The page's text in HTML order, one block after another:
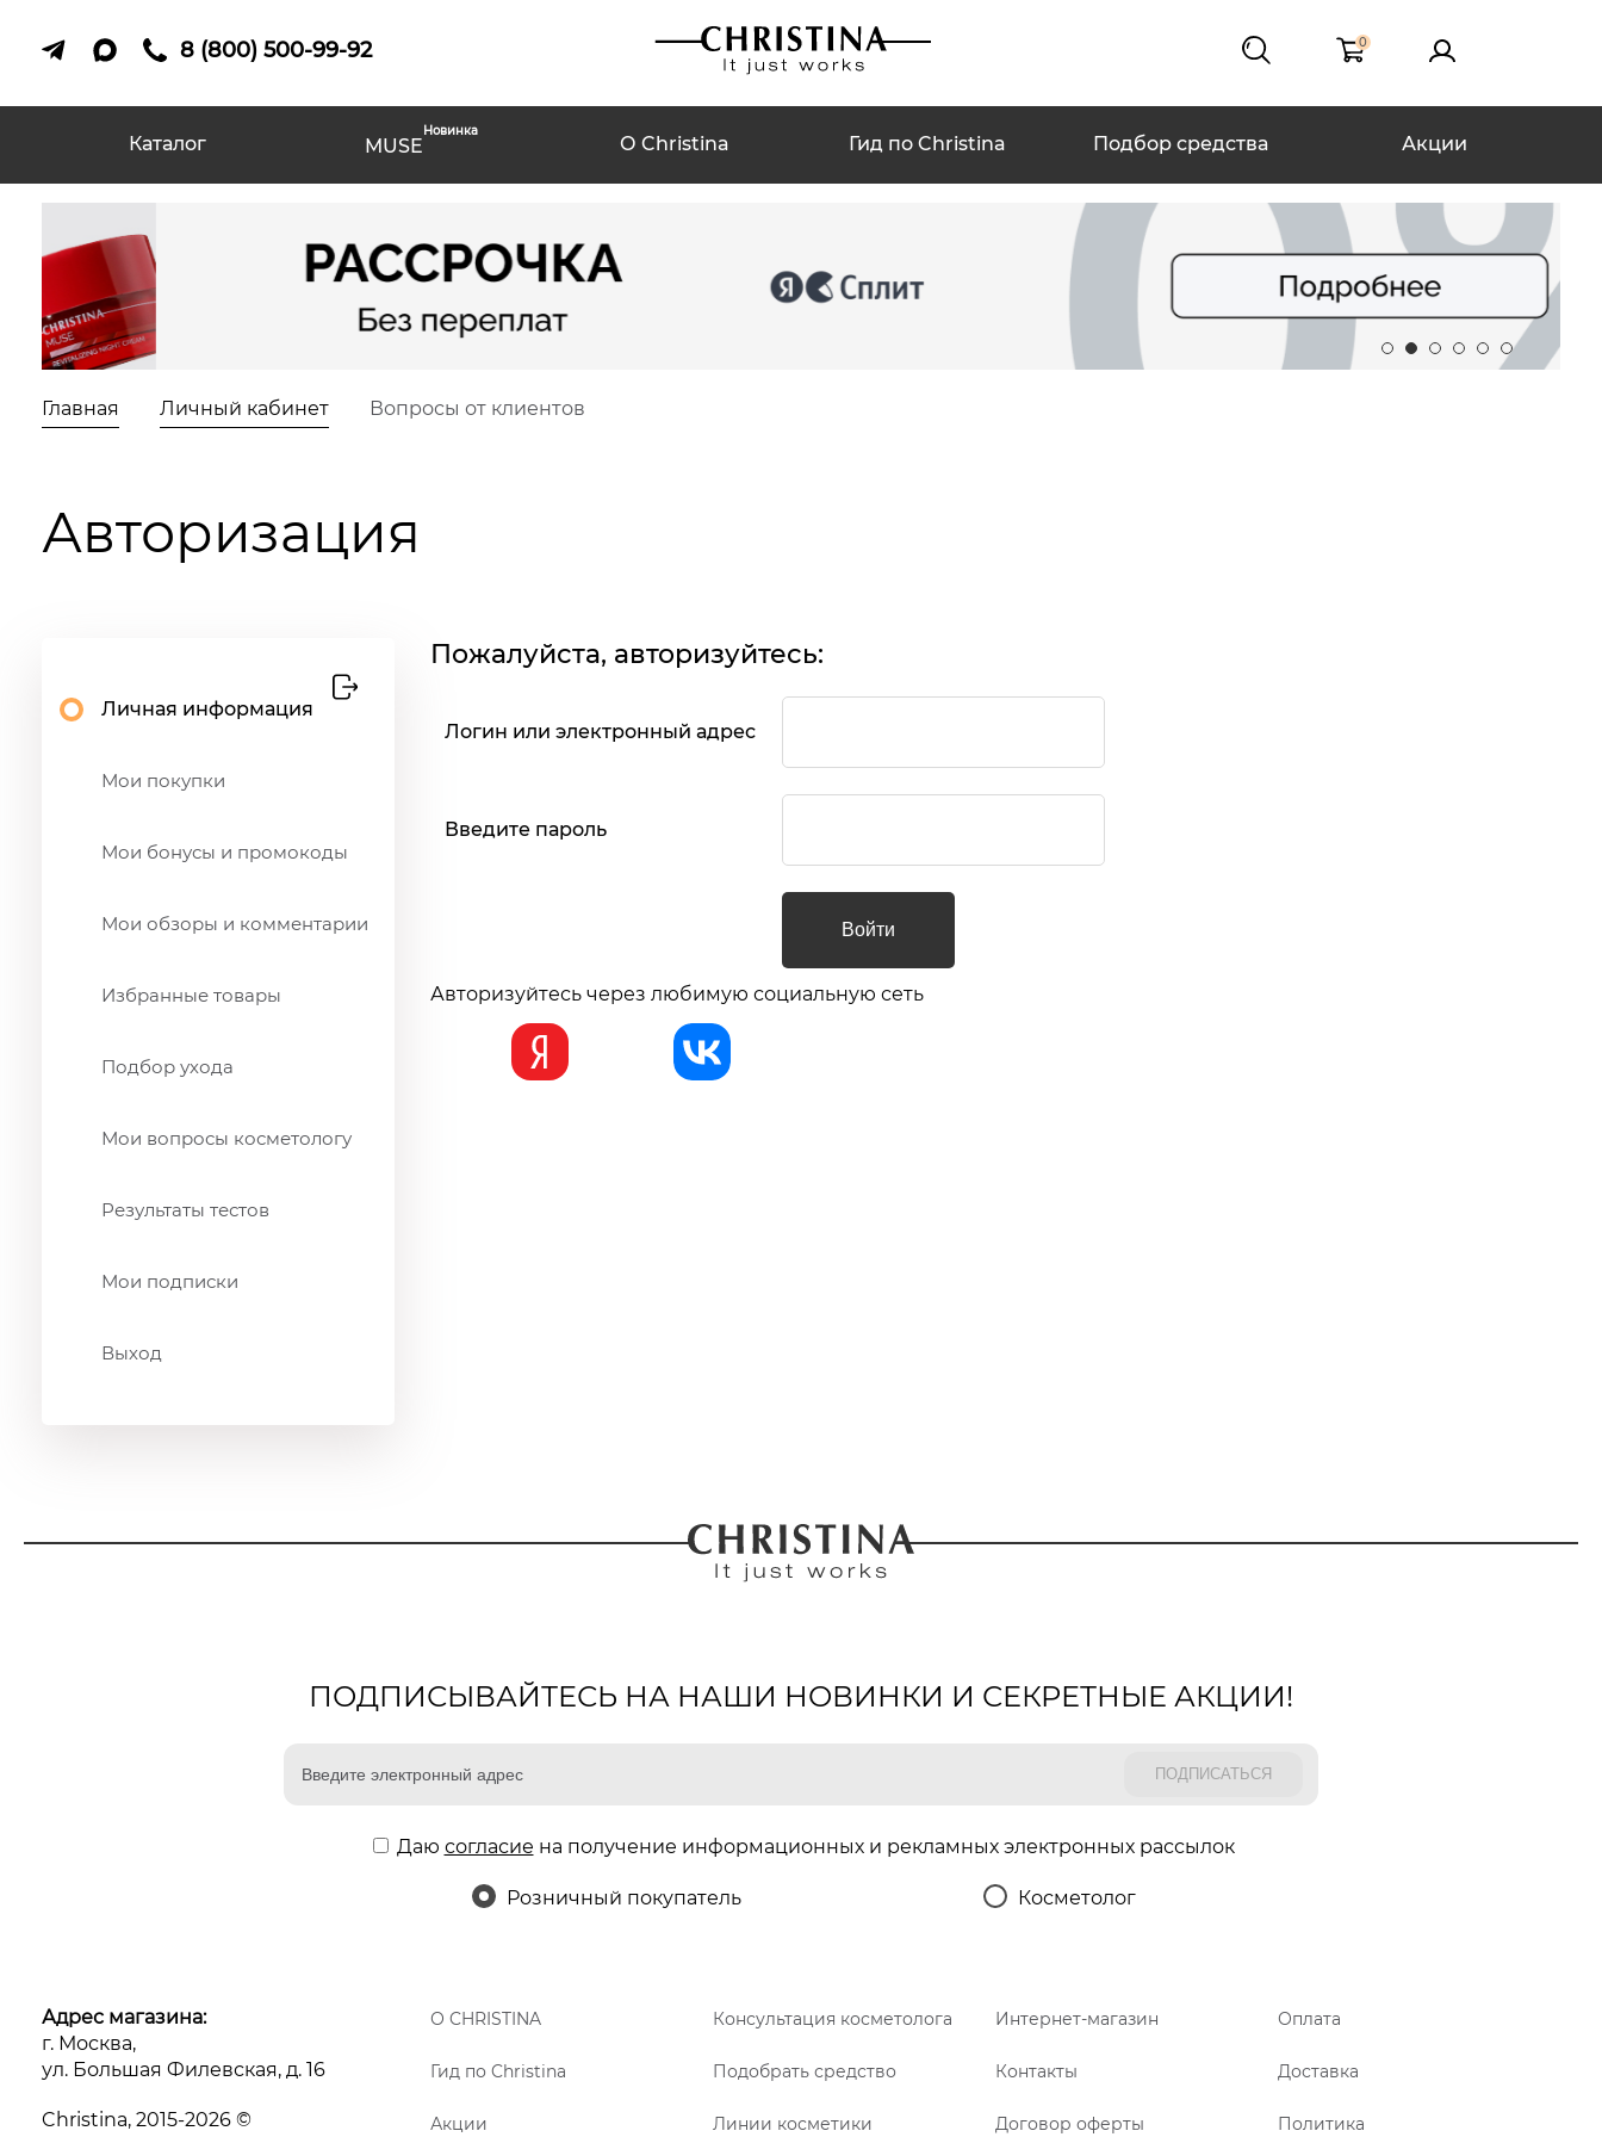
8 (800) 500-99-92 0
Каталог MUSE
Новинка
О Christina Гид по Christina Подбор средства Акции
Главная Личный кабинет Вопросы от клиентов
Авторизация
Личная информация
Мои покупки
Мои бонусы и промокоды
Мои обзоры и комментарии
Избранные товары
Подбор ухода
Мои вопросы косметологу
Результаты тестов
Мои подписки
Выход
Пожалуйста, авторизуйтесь:
Логин или электронный адрес
Введите пароль
Авторизуйтесь через любимую социальную сеть
ПОДПИСЫВАЙТЕСЬ НА НАШИ НОВИНКИ И СЕКРЕТНЫЕ АКЦИИ!
Даю согласие на получение информационных и рекламных электронных рассылок
Розничный покупатель Косметолог
Адрес магазина:
г. Москва,
ул. Большая Филевская, д. 16
Christina, 2015-2026 ©
О CHRISTINA Консультация косметолога Интернет-магазин Оплата
Гид по Christina Подобрать средство Контакты Доставка
Акции Линии косметики Договор оферты Политика